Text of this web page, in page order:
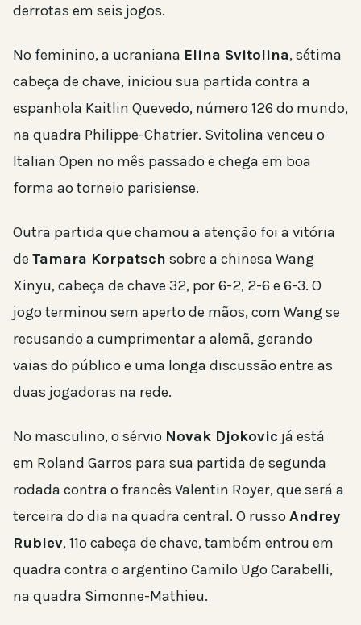
derrotas em seis jogos.
No feminino, a ucraniana Elina Svitolina, sétima
cabeça de chave, iniciou sua partida contra a
espanhola Kaitlin Quevedo, número 126 do mundo,
na quadra Philippe-Chatrier. Svitolina venceu o
Italian Open no mês passado e chega em boa
forma ao torneio parisiense.
Outra partida que chamou a atenção foi a vitória
de Tamara Korpatsch sobre a chinesa Wang
Xinyu, cabeça de chave 32, por 6-2, 2-6 e 6-3. O
jogo terminou sem aperto de mãos, com Wang se
recusando a cumprimentar a alemã, gerando
vaias do público e uma longa discussão entre as
duas jogadoras na rede.
No masculino, o sérvio Novak Djokovic já está
em Roland Garros para sua partida de segunda
rodada contra o francês Valentin Royer, que será a
terceira do dia na quadra central. O russoAndrey
Rublev, 11º cabeça de chave, também entrou em
quadra contra o argentino Camilo Ugo Carabelli,
na quadra Simonne-Mathieu.